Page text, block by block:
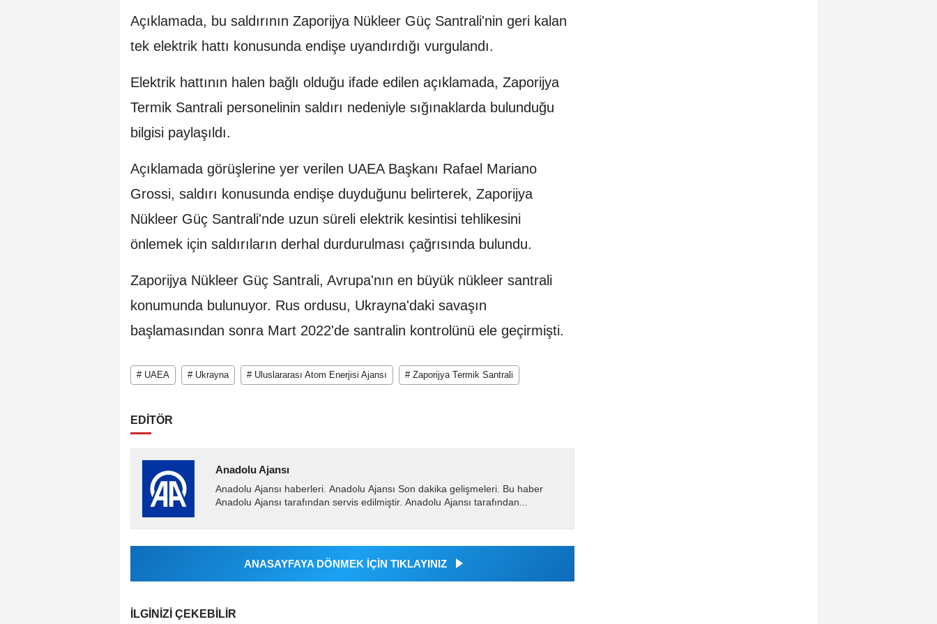
Açıklamada, bu saldırının Zaporijya Nükleer Güç Santrali'nin geri kalan
tek elektrik hattı konusunda endişe uyandırdığı vurgulandı.
Elektrik hattının halen bağlı olduğu ifade edilen açıklamada, Zaporijya
Termik Santrali personelinin saldırı nedeniyle sığınaklarda bulunduğu
bilgisi paylaşıldı.
Açıklamada görüşlerine yer verilen UAEA Başkanı Rafael Mariano
Grossi, saldırı konusunda endişe duyduğunu belirterek, Zaporijya
Nükleer Güç Santrali'nde uzun süreli elektrik kesintisi tehlikesini
önlemek için saldırıların derhal durdurulması çağrısında bulundu.
Zaporijya Nükleer Güç Santrali, Avrupa'nın en büyük nükleer santrali
konumunda bulunuyor. Rus ordusu, Ukrayna'daki savaşın
başlamasından sonra Mart 2022'de santralin kontrolünü ele geçirmişti.
# UAEA # Ukrayna # Uluslararası Atom Enerjisi Ajansı # Zaporijya Termik Santrali
EDİTÖR
Anadolu Ajansı
Anadolu Ajansı haberleri. Anadolu Ajansı Son dakika gelişmeleri. Bu haber
Anadolu Ajansı tarafından servis edilmiştir. Anadolu Ajansı tarafından...
ANASAYFAYA DÖNMEK İÇİN TIKLAYINIZ
İLGINIZI ÇEKEBILIR